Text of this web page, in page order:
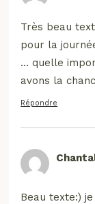
Très beau
pour la
… quelle
avons la
Répondre
Beau texte:)